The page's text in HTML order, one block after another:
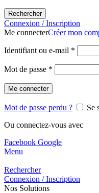
Rechercher
Connexion / Inscription
Me connecterCréer mon
Identifiant ou e-mail *
Mot de passe *
Me connecter
Mot de passe perdu ?
Se
Ou connectez-vous avec
Facebook Google
Menu
Rechercher
Connexion / Inscription
Nos Solutions